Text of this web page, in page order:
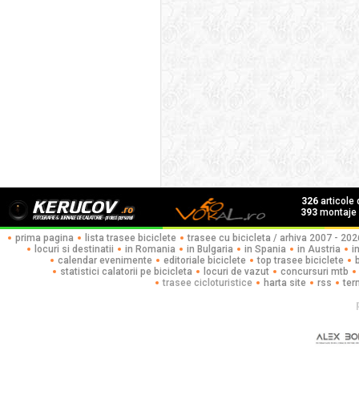
326articole
393montaje
prima pagina lista trasee biciclete
trasee cu bicicleta / arhiva 2007 -
locuri si destinatii
in Romania in Bulgaria in Spania in Austria
calendar evenimente
editoriale biciclete top trasee biciclete
statistici calatorii pe bicicleta
locuri de vazut
concursuri mtb
trasee cicloturistice
harta site rss